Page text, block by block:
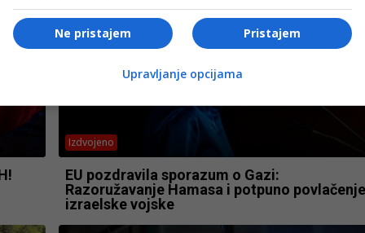
Izdvojeno
EU pozdravila sporazum o Gazi:
Razoružavanje Hamasa i potpuno povlačenje
izraelske vojske
Pristajem
Ne pristajem
Upravljanje opcijama